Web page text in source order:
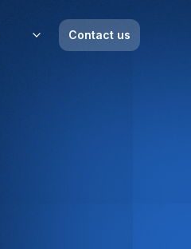
Contact us